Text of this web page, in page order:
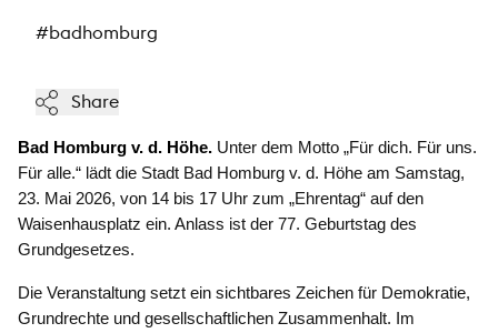
#badhomburg
Share
Bad Homburg v. d. Höhe. Unter dem Motto „Für dich. Für uns.
Für alle.“ lädt die Stadt Bad Homburg v. d. Höhe am Samstag,
23. Mai 2026, von 14 bis 17 Uhr zum „Ehrentag“ auf den
Waisenhausplatz ein. Anlass ist der 77. Geburtstag des
Grundgesetzes.
Die Veranstaltung setzt ein sichtbares Zeichen für Demokratie,
Grundrechte und gesellschaftlichen Zusammenhalt. Im